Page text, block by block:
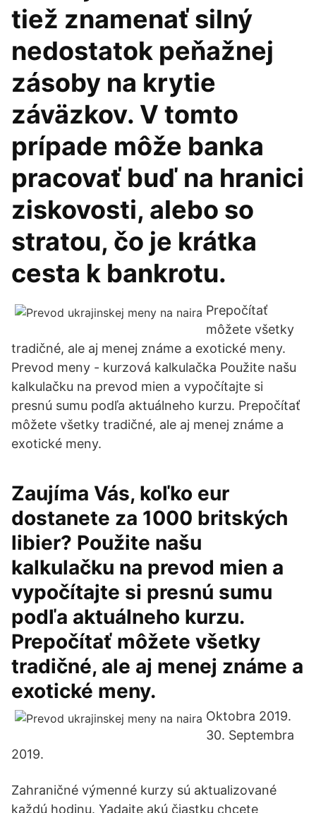
tiež znamenať silný
nedostatok peňažnej
zásoby na krytie
záväzkov. V tomto
prípade môže banka
pracovať buď na hranici
ziskovosti, alebo so
stratou, čo je krátka
cesta k bankrotu.
Prepočítať
môžete všetky
tradičné, ale aj menej známe a exotické meny.
Prevod meny - kurzová kalkulačka Použite našu
kalkulačku na prevod mien a vypočítajte si
presnú sumu podľa aktuálneho kurzu. Prepočítať
môžete všetky tradičné, ale aj menej známe a
exotické meny.
Zaujíma Vás, koľko eur
dostanete za 1000 britských
libier? Použite našu
kalkulačku na prevod mien a
vypočítajte si presnú sumu
podľa aktuálneho kurzu.
Prepočítať môžete všetky
tradičné, ale aj menej známe a
exotické meny.
Oktobra 2019.
30. Septembra
2019.
Zahraničné výmenné kurzy sú aktualizované
každú hodinu. Yadajte akú čiastku chcete